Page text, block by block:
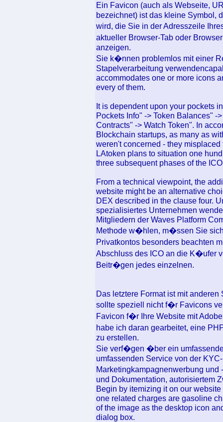
Ein Favicon (auch als Webseite,
bezeichnet) ist das kleine Symbol,
wird, die Sie in der Adresszeile
aktueller Browser-Tab oder
anzeigen.
Sie k�nnen problemlos mit einer
Stapelverarbeitung
accommodates one or more icons
every of them.
It is dependent upon your pockets
Pockets Info" -> Token Balances" -
Contracts" -> Watch Token". In
Blockchain startups, as many as
weren't concerned - they misplaced
LAtoken plans to situation one
three subsequent phases of the
From a technical viewpoint, the
website might be an alternative
DEX described in the clause four.
spezialisiertes Unternehmen
Mitgliedern der Waves Platform
Methode w�hlen, m�ssen Sie
Privatkontos besonders beachten
Abschluss des ICO an die K�ufer
Beitr�gen jedes einzelnen.
Das letztere Format ist mit
sollte speziell nicht f�r Favicons
Favicon f�r Ihre Website mit
habe ich daran gearbeitet, eine
zu erstellen.
Sie verf�gen �ber ein
umfassenden Service von der
Marketingkampagnenwerbung
und Dokumentation, autorisiertem
Begin by itemizing it on our
one related charges are gasoline
of the image as the desktop icon
dialog box.